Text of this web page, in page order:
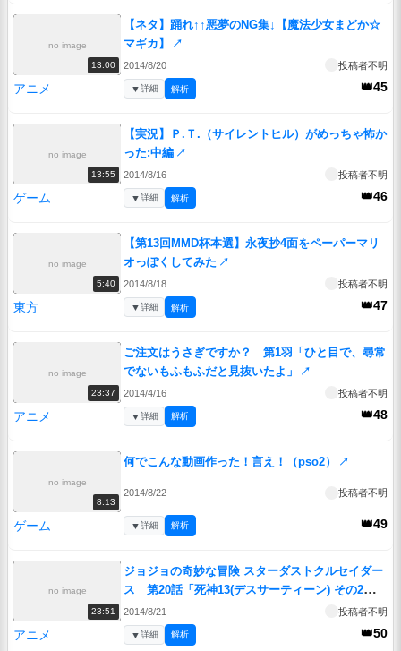
no image
13:00
【ネタ】踊れ↑↑悪夢のNG集↓【魔法少女まどか☆
マギカ】
↗
2014/8/20 投稿者不明
アニメ 👑45
▼詳細 解析
no image
13:55
【実況】Ｐ.Ｔ.（サイレントヒル）がめっちゃ怖か
った:中編 ↗
2014/8/16 投稿者不明
ゲーム 👑46
▼詳細 解析
no image
5:40
【第13回MMD杯本選】永夜抄4面をペーパーマリ
オっぽくしてみた ↗
2014/8/18 投稿者不明
東方 👑47
▼詳細 解析
no image
23:37
ご注文はうさぎですか？ 第1羽「ひと目で、尋常
でないもふもふだと見抜いたよ」
↗
2014/4/16 投稿者不明
アニメ 👑48
▼詳細 解析
no image
8:13
何でこんな動画作った！言え！（pso2） ↗
2014/8/22 投稿者不明
ゲーム 👑49
▼詳細 解析
no image
23:51
ジョジョの奇妙な冒険 スターダストクルセイダー
ス 第20話「死神13(デスサーティーン) その2」
↗
2014/8/21 投稿者不明
アニメ 👑50
▼詳細 解析